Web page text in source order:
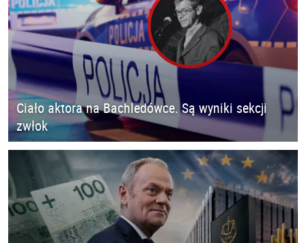
Ciało aktora na Bachledówce. Są wyniki sekcji
zwłok